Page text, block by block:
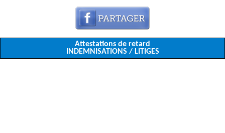
Attestations de retard
INDEMNISATIONS / LITIGES